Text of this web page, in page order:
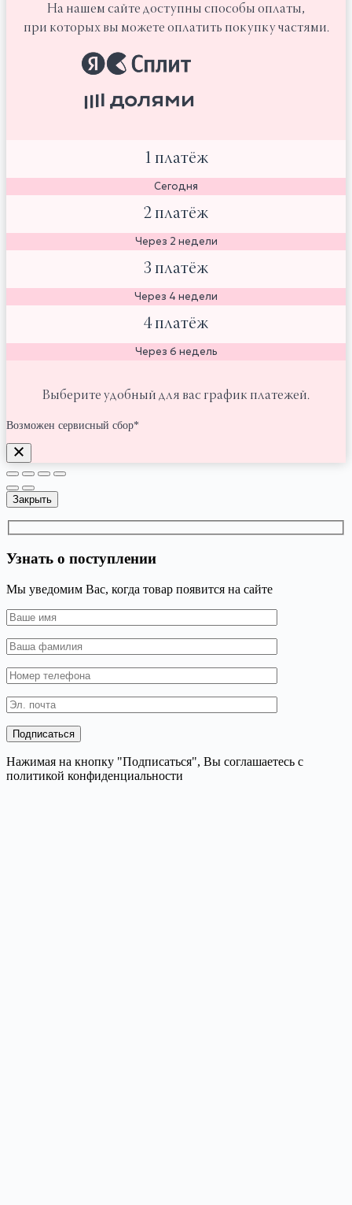
На нашем сайте доступны способы оплаты,
при которых вы можете оплатить покупку частями.
1 платёж
Сегодня
2 платёж
Через 2 недели
3 платёж
Через 4 недели
4 платёж
Через 6 недель
Выберите удобный для вас график платежей.
Возможен сервисный сбор*
Закрыть
Узнать о поступлении
Мы уведомим Вас, когда товар появится на сайте
Нажимая на кнопку "Подписаться", Вы соглашаетесь с
политикой конфиденциальности